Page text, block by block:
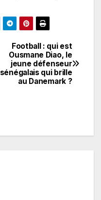
Football : qui est
Ousmane Diao, le
jeune défenseur
sénégalais qui brille
au Danemark ?